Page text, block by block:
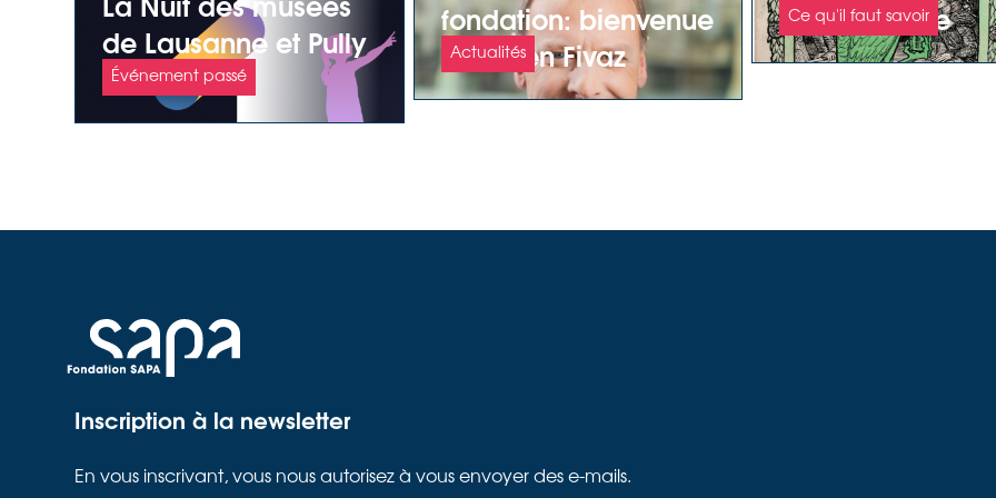
de Lausanne et Pully
2025
Événement passé
fondation: bienvenue
à Fabien Fivaz
Actualités
carte postale
Ce qu'il faut savoir
Inscription à la newsletter
En vous inscrivant, vous nous autorisez à vous envoyer des e-mails.